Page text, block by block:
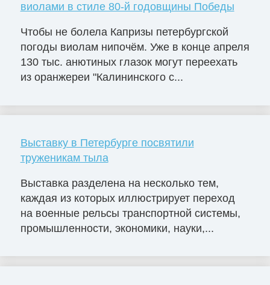
виолами в стиле 80-й годовщины Победы
Чтобы не болела Капризы петербургской
погоды виолам нипочём. Уже в конце апреля
130 тыс. анютиных глазок могут переехать
из оранжереи "Калининского с...
Выставку в Петербурге посвятили
труженикам тыла
Выставка разделена на несколько тем,
каждая из которых иллюстрирует переход
на военные рельсы транспортной системы,
промышленности, экономики, науки,...